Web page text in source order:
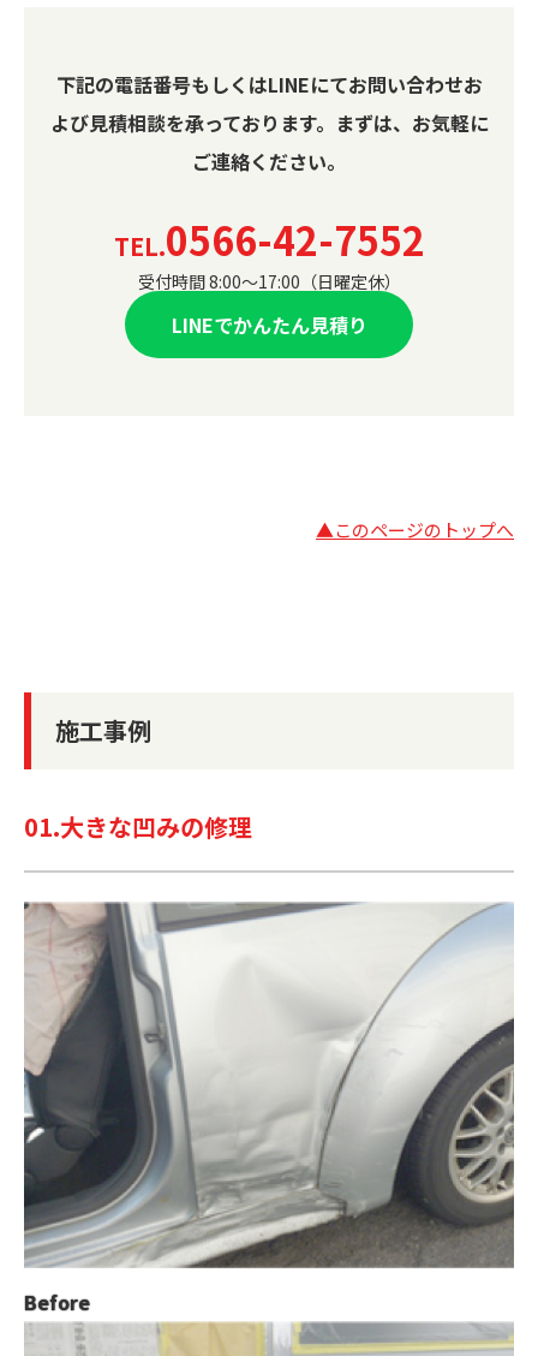
下記の電話番号もしくはLINEにてお問い合わせお
よび見積相談を承っております。 まずは、お気軽に
ご連絡ください。
TEL.0566-42-7552
受付時間 8:00〜17:00（日曜定休）
LINEでかんたん見積り
▲このページのトップへ
施工事例
01.大きな凹みの修理
Before